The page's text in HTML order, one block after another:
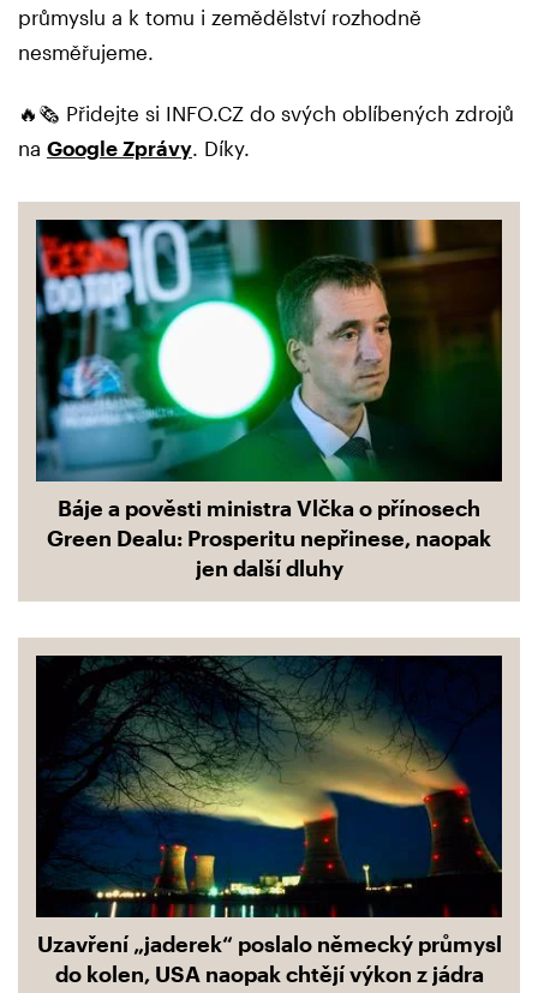
průmyslu a k tomu i zemědělství rozhodně
nesměřujeme.
🔥🗞️ Přidejte si INFO.CZ do svých oblíbených zdrojů
na Google Zprávy. Díky.
Báje a pověsti ministra Vlčka o přínosech
Green Dealu: Prosperitu nepřinese, naopak
jen další dluhy
Uzavření „jaderek“ poslalo německý průmysl
do kolen, USA naopak chtějí výkon z jádra